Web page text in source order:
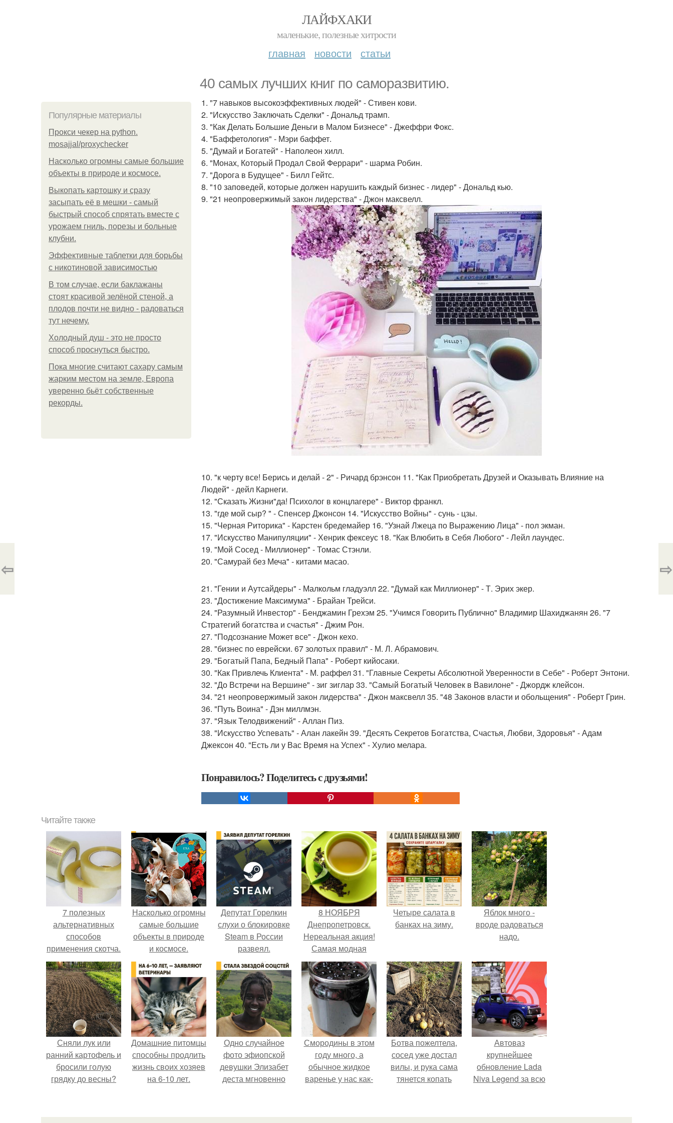
ЛАЙФХАКИ
маленькие, полезные хитрости
главная новости статьи
40 самых лучших книг по саморазвитию.
Популярные материалы
Прокси чекер на python.
mosajjal/proxychecker
Насколько огромны самые большие
объекты в природе и космосе.
Выкопать картошку и сразу
засыпать её в мешки - самый
быстрый способ спрятать вместе с
урожаем гниль, порезы и больные
клубни.
Эффективные таблетки для борьбы
с никотиновой зависимостью
В том случае, если баклажаны
стоят красивой зелёной стеной, а
плодов почти не видно - радоваться
тут нечему.
Холодный душ - это не просто
способ проснуться быстро.
Пока многие считают сахару самым
жарким местом на земле, Европа
уверенно бьёт собственные
рекорды.
1. "7 навыков высокоэффективных людей" - Стивен кови.
2. "Искусство Заключать Сделки" - Дональд трамп.
3. "Как Делать Большие Деньги в Малом Бизнесе" - Джеффри Фокс.
4. "Баффетология" - Мэри баффет.
5. "Думай и Богатей" - Наполеон хилл.
6. "Монах, Который Продал Свой Феррари" - шарма Робин.
7. "Дорога в Будущее" - Билл Гейтс.
8. "10 заповедей, которые должен нарушить каждый бизнес - лидер" - Дональд кью.
9. "21 неопровержимый закон лидерства" - Джон максвелл.
10. "к черту все! Берись и делай - 2" - Ричард брэнсон 11. "Как Приобретать Друзей и Оказывать Влияние на
Людей" - дейл Карнеги.
12. "Сказать Жизни"да! Психолог в концлагере" - Виктор франкл.
13. "где мой сыр? " - Спенсер Джонсон 14. "Искусство Войны" - сунь - цзы.
15. "Черная Риторика" - Карстен бредемайер 16. "Узнай Лжеца по Выражению Лица" - пол экман.
17. "Искусство Манипуляции" - Хенрик фексеус 18. "Как Влюбить в Себя Любого" - Лейл лаундес.
19. "Мой Сосед - Миллионер" - Томас Стэнли.
20. "Самурай без Меча" - китами масао.
21. "Гении и Аутсайдеры" - Малкольм гладуэлл 22. "Думай как Миллионер" - Т. Эрих экер.
23. "Достижение Максимума" - Брайан Трейси.
24. "Разумный Инвестор" - Бенджамин Грехэм 25. "Учимся Говорить Публично" Владимир Шахиджанян 26. "7
Стратегий богатства и счастья" - Джим Рон.
27. "Подсознание Может все" - Джон кехо.
28. "бизнес по еврейски. 67 золотых правил" - М. Л. Абрамович.
29. "Богатый Папа, Бедный Папа" - Роберт кийосаки.
30. "Как Привлечь Клиента" - М. раффел 31. "Главные Секреты Абсолютной Уверенности в Себе" - Роберт Энтони.
32. "До Встречи на Вершине" - зиг зиглар 33. "Самый Богатый Человек в Вавилоне" - Джордж клейсон.
34. "21 неопровержимый закон лидерства" - Джон максвелл 35. "48 Законов власти и обольщения" - Роберт Грин.
36. "Путь Воина" - Дэн миллмэн.
37. "Язык Телодвижений" - Аллан Пиз.
38. "Искусство Успевать" - Алан лакейн 39. "Десять Секретов Богатства, Счастья, Любви, Здоровья" - Адам
Джексон 40. "Есть ли у Вас Время на Успех" - Хулио мелара.
Понравилось? Поделитесь с друзьями!
⇦ ⇨
Читайте также
7 полезных
альтернативных
способов
применения скотча.
Насколько огромны
самые большие
объекты в природе
и космосе.
Депутат Горелкин
слухи о блокировке
Steam в России
развеял.
8 НОЯБРЯ
Днепропетровск.
Нереальная акция!
Самая модная
съемка 2015 года в
платье Jovani с
доберманом.
Четыре салата в
банках на зиму.
Яблок много -
вроде радоваться
надо.
Сняли лук или
ранний картофель и
бросили голую
грядку до весны?
Домашние питомцы
способны продлить
жизнь своих хозяев
на 6-10 лет.
Одно случайное
фото эфиопской
девушки Элизабет
деста мгновенно
сделало её новой
Смородины в этом
году много, а
обычное жидкое
варенье у нас как-
Ботва пожелтела,
сосед уже достал
вилы, и рука сама
тянется копать
Автоваз
крупнейшее
обновление Lada
Niva Legend за всю